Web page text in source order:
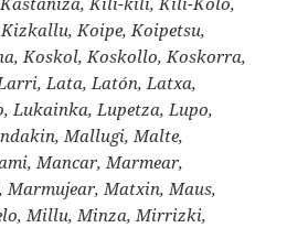
Koipe, Koipetsu,
Koskol, Koskollo, Koskorra,
Lata, Latón, Latxa,
Lukainka, Lupetza, Lupo,
Mallugi, Malte,
Mancar, Marmear,
Marmujear, Matxin, Maus,
Millu, Minza, Mirrizki,